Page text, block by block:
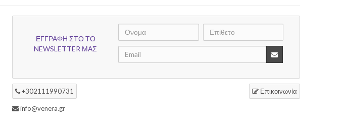
ΕΓΓΡΑΦΗ ΣΤΟ ΤΟ
NEWSLETTER ΜΑΣ
+302111990731 Επικοινωνία
info@venera.gr